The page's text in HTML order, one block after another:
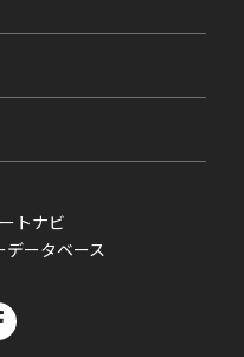
トナビ
データベース